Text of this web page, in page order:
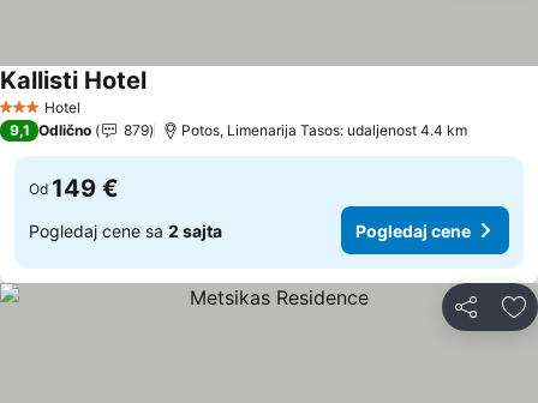
3 Zvezdice
Hotel
Kallisti HotelPogledaj cene
9,1 Odlično 879 Potos, Limenarija Tasos: udaljenost 4.4 km
Od 149 €
Pogledaj cene sa 2 sajta Pogledaj cene
Deli